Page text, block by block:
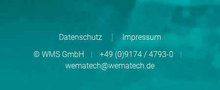
Datenschutz
Impressum
© WMS GmbH
| +49 (0)9174 / 4793-0
|
wematech@wematech.de